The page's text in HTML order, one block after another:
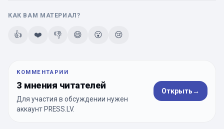
КАК ВАМ МАТЕРИАЛ?
👍 ❤️ 👎 😄 😮 😢
КОММЕНТАРИИ
3 мнения читателей
Для участия в обсуждении нужен
аккаунт PRESS.LV.
Открыть→